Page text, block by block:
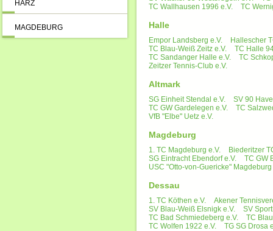
HARZ
MAGDEBURG
TC Wallhausen 1996 e.V.
TC
Halle
Empor Landsberg e.V.
Hallescher
TC Blau-Weiß Zeitz e.V.
TC Halle
TC Sandanger Halle e.V.
TC
Zeitzer Tennis-Club e.V.
Altmark
SG Einheit Stendal e.V.
SV 90
TC GW Gardelegen e.V.
TC
VfB "Elbe" Uetz e.V.
Magdeburg
1. TC Magdeburg e.V.
Biederitzer
SG Eintracht Ebendorf e.V.
TC GW
USC "Otto-von-Guericke" Magdeburg
Dessau
1. TC Köthen e.V.
Akener
SV Blau-Weiß Elsnigk e.V.
SV
TC Bad Schmiedeberg e.V.
TC
TC Wolfen 1922 e.V.
TG SG Drosa